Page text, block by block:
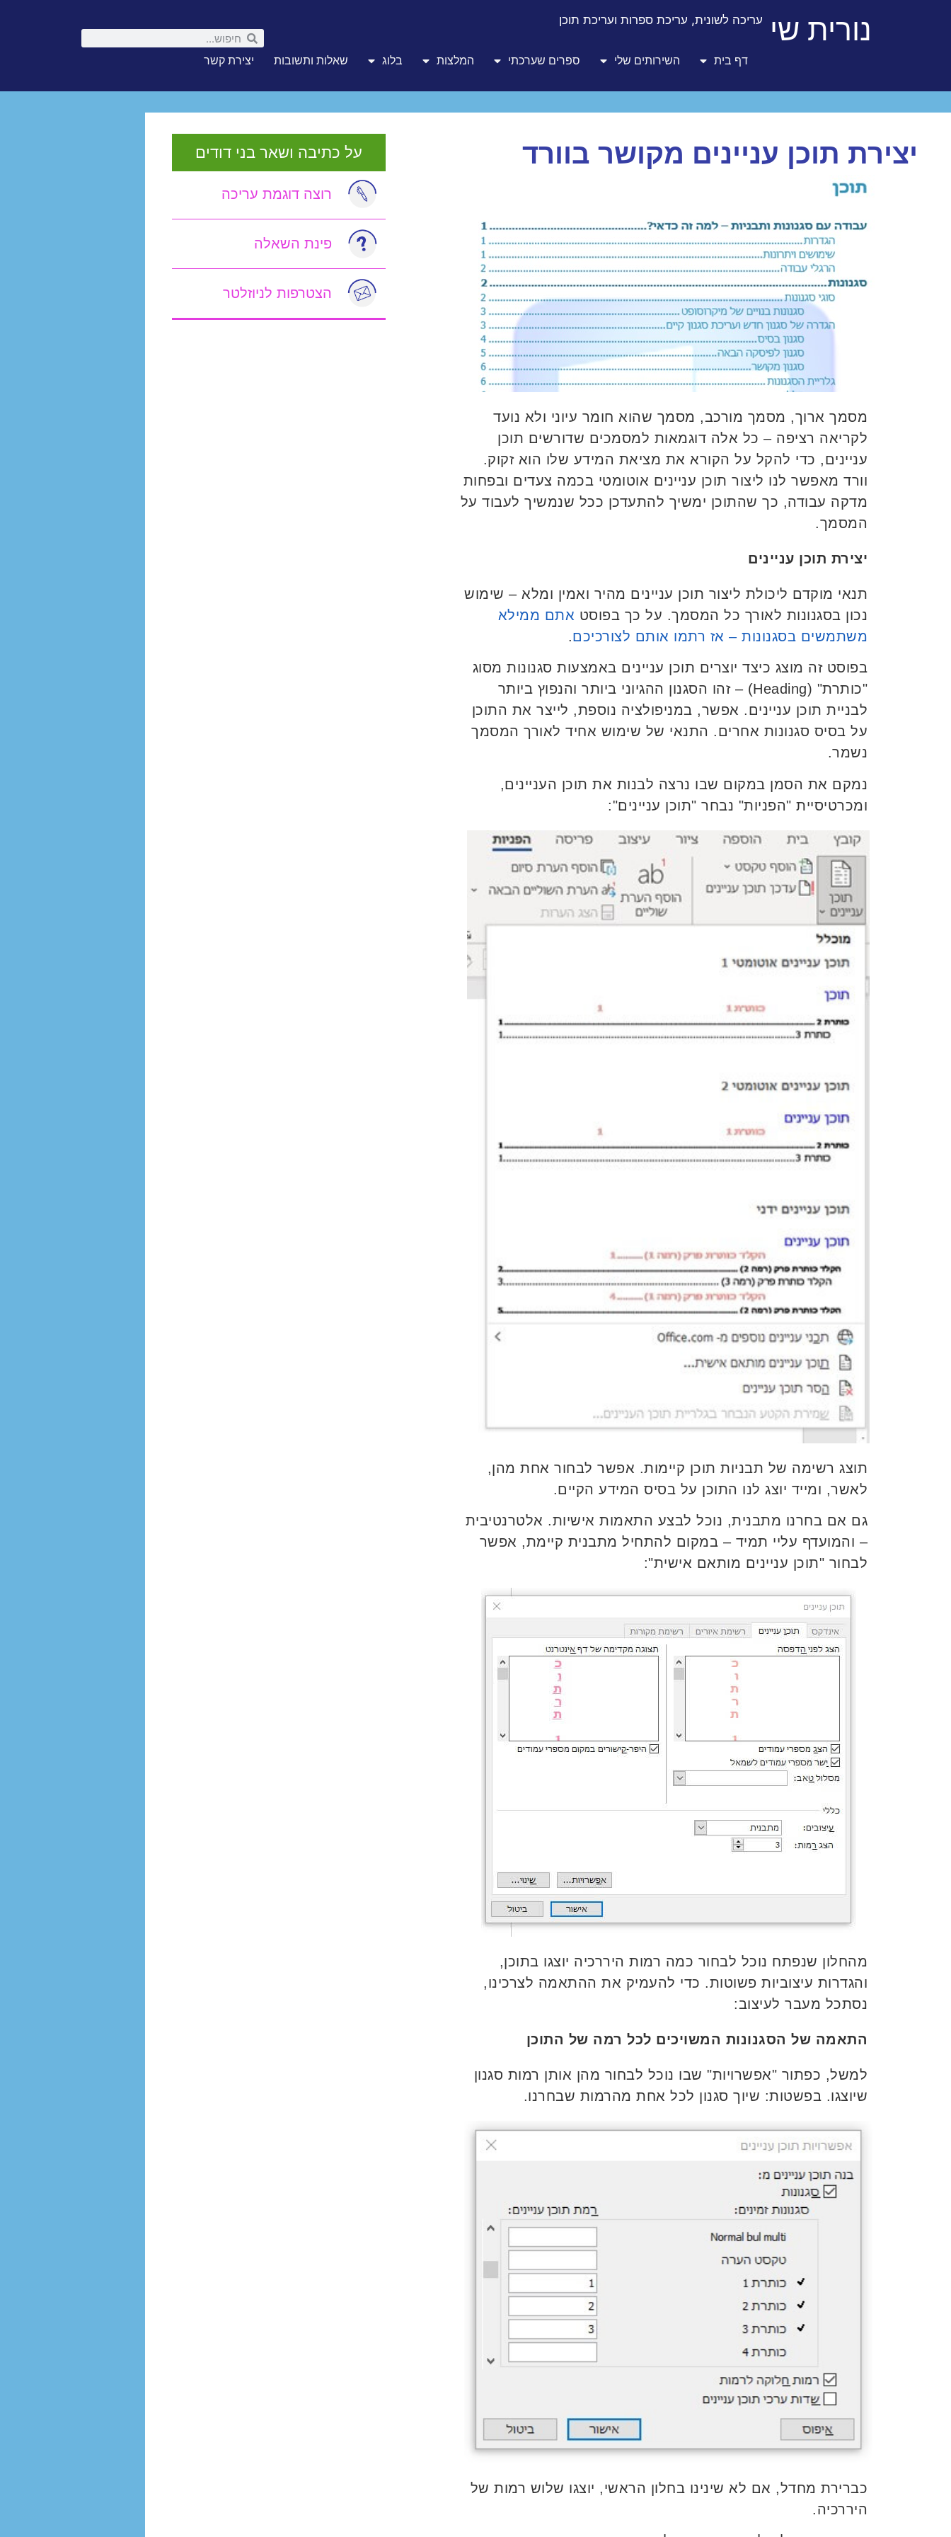
נורית שי עריכה לשונית, עריכת ספרות ועריכת תוכן
דף בית השירותים שלי ספרים שערכתי המלצות בלוג שאלות ותשובות יצירת קשר
יצירת תוכן עניינים מקושר בוורד
מסמך ארוך, מסמך מורכב, מסמך שהוא חומר עיוני ולא נועד
לקריאה רציפה – כל אלה דוגמאות למסמכים שדורשים תוכן
עניינים, כדי להקל על הקורא את מציאת המידע שלו הוא זקוק.
וורד מאפשר לנו ליצור תוכן עניינים אוטומטי בכמה צעדים ובפחות
מדקה עבודה, כך שהתוכן ימשיך להתעדכן ככל שנמשיך לעבוד על
המסמך.
יצירת תוכן עניינים
תנאי מוקדם ליכולת ליצור תוכן עניינים מהיר ואמין ומלא – שימוש
נכון בסגנונות לאורך כל המסמך. על כך בפוסט אתם ממילא
משתמשים בסגנונות – אז רתמו אותם לצורכיכם.
בפוסט זה מוצג כיצד יוצרים תוכן עניינים באמצעות סגנונות מסוג
"כותרת" (Heading) – זהו הסגנון ההגיוני ביותר והנפוץ ביותר
לבניית תוכן עניינים. אפשר, במניפולציה נוספת, לייצר את התוכן
על בסיס סגנונות אחרים. התנאי של שימוש אחיד לאורך המסמך
נשמר.
נמקם את הסמן במקום שבו נרצה לבנות את תוכן העניינים,
ומכרטיסיית "הפניות" נבחר "תוכן עניינים":
תוצג רשימה של תבניות תוכן קיימות. אפשר לבחור אחת מהן,
לאשר, ומייד יוצג לנו התוכן על בסיס המידע הקיים.
גם אם בחרנו מתבנית, נוכל לבצע התאמות אישיות. אלטרנטיבית
– והמועדף עליי תמיד – במקום להתחיל מתבנית קיימת, אפשר
לבחור "תוכן עניינים מותאם אישית":
מהחלון שנפתח נוכל לבחור כמה רמות היררכיה יוצגו בתוכן,
והגדרות עיצוביות פשוטות. כדי להעמיק את ההתאמה לצרכינו,
נסתכל מעבר לעיצוב:
התאמה של הסגנונות המשויכים לכל רמה של התוכן
למשל, כפתור "אפשרויות" שבו נוכל לבחור מהן אותן רמות סגנון
שיוצגו. בפשטות: שיוך סגנון לכל אחת מהרמות שבחרנו.
כברירת מחדל, אם לא שינינו בחלון הראשי, יוצגו שלוש רמות של
היררכיה.
על כתיבה ושאר בני דודים
רוצה דוגמת עריכה
פינת השאלה
הצטרפות לניוזלטר